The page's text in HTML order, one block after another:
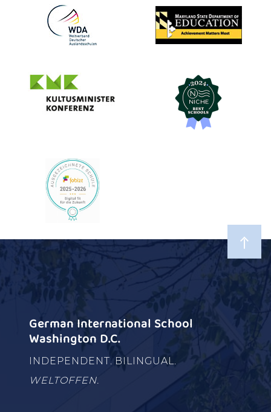
German International School
Washington D.C.
INDEPENDENT. BILINGUAL.
WELTOFFEN.